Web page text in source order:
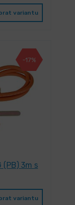
variantu
-17%
(PB) 3m s
variantu